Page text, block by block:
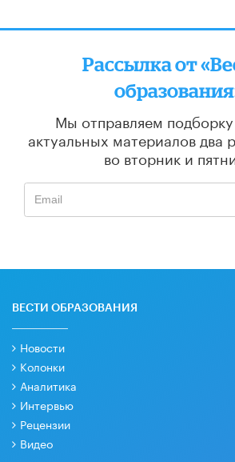
Рассылка от
Мы отправляем
актуальных материалов два
во вторник и
ВЕСТИ ОБРАЗОВАНИЯ
Новости
Колонки
Аналитика
Интервью
Рецензии
Видео